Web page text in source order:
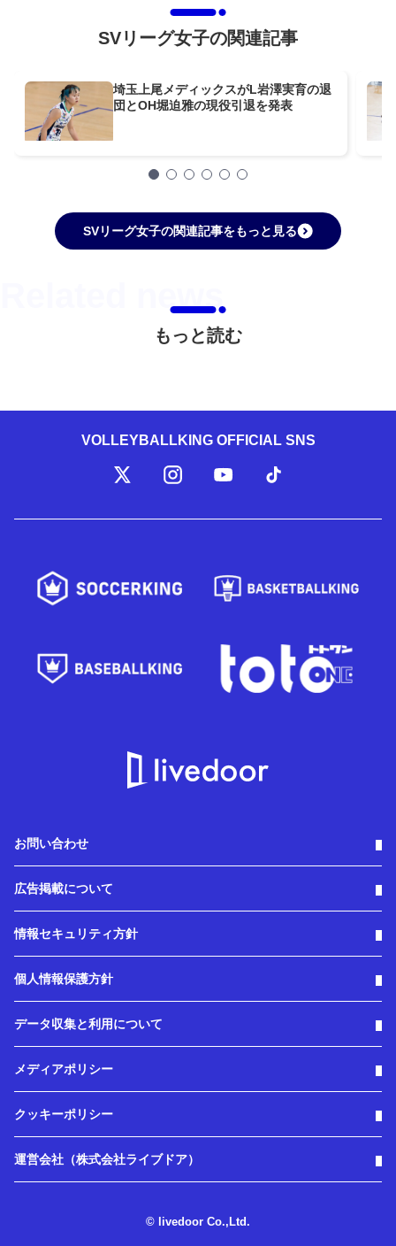
SVリーグ女子の関連記事
埼玉上尾メディックスがL岩澤実育の退
団とOH堀迫雅の現役引退を発表
SVリーグ女子の関連記事をもっと見る
もっと読む
VOLLEYBALLKING OFFICIAL SNS
お問い合わせ
広告掲載について
情報セキュリティ方針
個人情報保護方針
データ収集と利用について
メディアポリシー
クッキーポリシー
運営会社（株式会社ライブドア）
© livedoor Co.,Ltd.